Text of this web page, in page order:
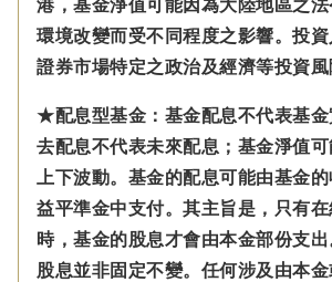
港，基金淨值可能因為大陸地區之
環境改變而受不同程度之影響。 投資
證券市場特定之政治及經濟等投資風
★配息型基金：基金配息不代表基金
去配息不代表未來配息；基金淨值
上下波動。基金的配息可能由基金
益平準金中支付。 其主旨是，只有
時，基金的股息才會由本金部份支
股息並非固定不變。 任何涉及由本金